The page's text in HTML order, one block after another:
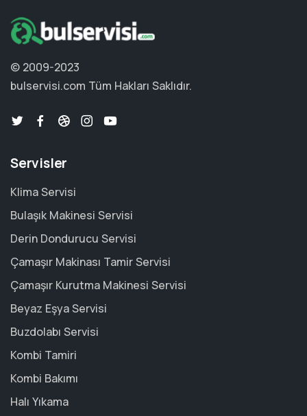
© 2009-2023
bulservisi.com Tüm Hakları Saklıdır.
Servisler
Klima Servisi
Bulaşık Makinesi Servisi
Derin Dondurucu Servisi
Çamaşır Makinası Tamir Servisi
Çamaşır Kurutma Makinesi Servisi
Beyaz Eşya Servisi
Buzdolabı Servisi
Kombi Tamiri
Kombi Bakımı
Halı Yıkama